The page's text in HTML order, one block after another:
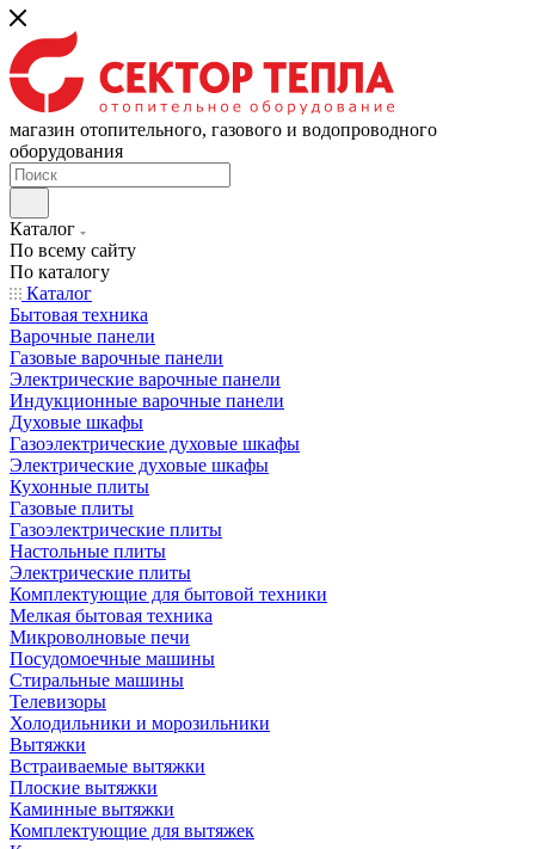
магазин отопительного, газового и водопроводного
оборудования
Каталог
По всему сайту
По каталогу
Каталог
Бытовая техника
Варочные панели
Газовые варочные панели
Электрические варочные панели
Индукционные варочные панели
Духовые шкафы
Газоэлектрические духовые шкафы
Электрические духовые шкафы
Кухонные плиты
Газовые плиты
Газоэлектрические плиты
Настольные плиты
Электрические плиты
Комплектующие для бытовой техники
Мелкая бытовая техника
Микроволновые печи
Посудомоечные машины
Стиральные машины
Телевизоры
Холодильники и морозильники
Вытяжки
Встраиваемые вытяжки
Плоские вытяжки
Каминные вытяжки
Комплектующие для вытяжек